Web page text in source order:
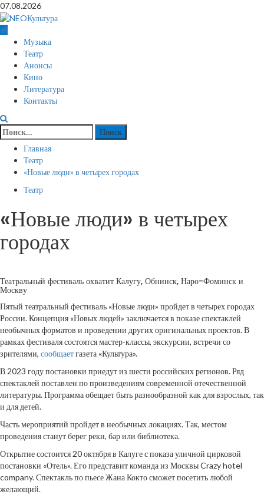
Перейти
к
содержимому
07.08.2026
Основное
меню
Музыка
Театр
Анонсы
Кино
Литература
Контакты
Найти:
Главная
Театр
«Новые люди» в четырех городах
Театр
«Новые люди» в четырех
городах
Театральный фестиваль охватит Калугу, Обнинск, Наро-Фоминск и
Москву
Пятый театральный фестиваль «Новые люди» пройдет в четырех городах
России. Концепция «Новых людей» заключается в показе спектаклей
необычных форматов и проведении других оригинальных проектов. В
рамках фестиваля состоятся мастер-классы, экскурсии, встречи со
зрителями, сообщаетгазета «Культура».
В 2023 году постановки приедут из шести российских регионов. Ряд
спектаклей поставлен по произведениям современной отечественной
литературы. Программа обещает быть разнообразной как для взрослых, так
и для детей.
Часть мероприятий пройдет в необычных локациях. Так, местом
проведения станут берег реки, бар или библиотека.
Открытие состоится 20 октября в Калуге с показа уличной цирковой
постановки «Отель». Его представит команда из Москвы Crazy hotel
company. Спектакль по пьесе Жана Кокто сможет посетить любой
желающий.